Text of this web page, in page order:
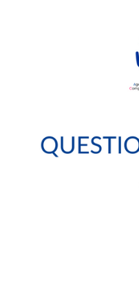
COMMENT
Catégorie :
Ces pratiques sont